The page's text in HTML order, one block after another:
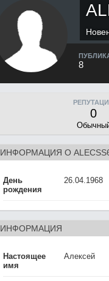
8
0
ИНФОРМАЦИЯ О
День
рождения
26.04.1968
ИНФОРМАЦИЯ
Настоящее
имя
Алексей